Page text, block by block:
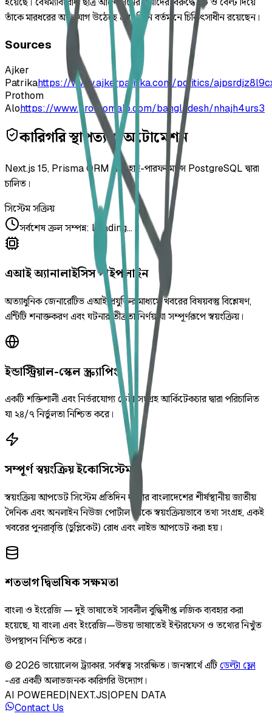
তাঁকে মারধরের অভিযোগ উঠেছে এবং তিনি বর্তমানে চিকিৎসাধীন রয়েছেন।
Sources
Ajker
Patrikahttps://www.ajkerpatrika.com/politics/
Prothom
Alohttps://www.prothomalo.com/bangladesh/nhajh4urs3
কারিগরি স্থাপত্য ও অটোমেশন
Next.js 15, Prisma ORM এবং হাই-পারফরম্যান্স PostgreSQL দ্বারা
চালিত।
সিস্টেম সক্রিয়
সর্বশেষ ক্রল সম্পন্ন: Loading...
এআই অ্যানালাইসিস পাইপলাইন
অত্যাধুনিক জেনারেটিভ এআই প্রযুক্তির মাধ্যমে খবরের বিষয়বস্তু বিশ্লেষণ,
এন্টিটি শনাক্তকরণ এবং ঘটনার তীব্রতা নির্ণয় যা সম্পূর্ণরূপে স্বয়ংক্রিয়।
ইন্ডাস্ট্রিয়াল-স্কেল স্ক্র্যাপিং
একটি শক্তিশালী এবং নির্ভরযোগ্য ডেটা সংগ্রহ আর্কিটেকচার দ্বারা পরিচালিত
যা ২৪/৭ নির্ভুলতা নিশ্চিত করে।
সম্পূর্ণ স্বয়ংক্রিয় ইকোসিস্টেম
স্বয়ংক্রিয় আপডেট সিস্টেম প্রতিদিন দুইবার বাংলাদেশের শীর্ষস্থানীয় জাতীয়
দৈনিক এবং অনলাইন নিউজ পোর্টাল থেকে স্বয়ংক্রিয়ভাবে তথ্য সংগ্রহ, একই
খবরের পুনরাবৃত্তি (ডুপ্লিকেট) রোধ এবং লাইভ আপডেট করা হয়।
শতভাগ দ্বিভাষিক সক্ষমতা
বাংলা ও ইংরেজি — দুই ভাষাতেই সাবলীল বুদ্ধিদীপ্ত লজিক ব্যবহার করা
হয়েছে, যা বাংলা এবং ইংরেজি—উভয় ভাষাতেই ইন্টারফেস ও তথ্যের নিখুঁত
উপস্থাপন নিশ্চিত করে।
© 2026 ভায়োলেন্স ট্র্যাকার.সর্বস্বত্ব সংরক্ষিত। জনস্বার্থে এটিডেল্টা ফ্লো
-এর একটি অলাভজনক কারিগরি উদ্যোগ।
AI POWERED|NEXT.JS|OPEN DATA
Contact Us